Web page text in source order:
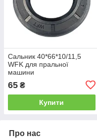
Сальник 40*66*10/11,5
WFK для пральної
машини
65 ₴
Купити
Про нас